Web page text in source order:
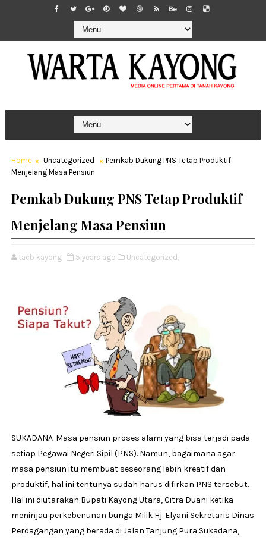
Home Uncategorized
Pemkab Dukung PNS Tetap Produktif
Menjelang Masa Pensiun
Pemkab Dukung PNS Tetap Produktif
Menjelang Masa Pensiun
tacb kayong 5 years ago Uncategorized,
SUKADANA-Masa pensiun proses alami yang bisa terjadi pada
setiap Pegawai Negeri Sipil (PNS). Namun, bagaimana agar
masa pensiun itu membuat seseorang lebih kreatif dan
produktif, hal ini tentunya sudah harus difirkan PNS tersebut.
Hal ini diutarakan Bupati Kayong Utara, Citra Duani ketika
meninjau perkebenunan bunga Milik Hj. Elyani Sekretaris Dinas
Perdagangan yang berada di Jalan Tanjung Pura Sukadana,